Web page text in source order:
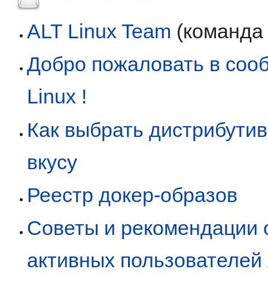
ALT Linux Team
Добро пожаловать в
Linux !
Как выбрать
вкусу
Реестр докер-образов
Советы и рекомендации
активных